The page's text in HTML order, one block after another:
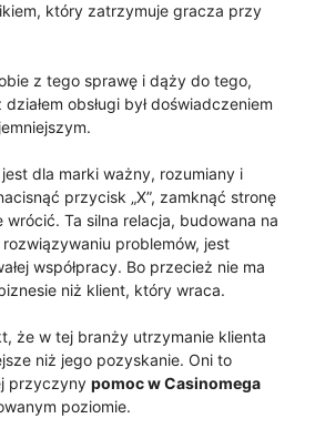
który zatrzymuje gracza przy
z tego sprawę i dąży do tego,
obsługi był doświadczeniem
dla marki ważny, rozumiany i
przycisk „X”, zamknąć stronę
wrócić. Ta silna relacja, budowana na
problemów, jest
współpracy. Bo przecież nie ma
niż klient, który wraca.
że w tej branży utrzymanie klienta
niż jego pozyskanie. Oni to
przyczyny pomoc w Casinomega
poziomie.